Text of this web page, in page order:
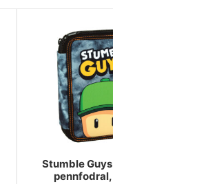
Stumble Guys hatt fyllt
pennfodral, 2 fack